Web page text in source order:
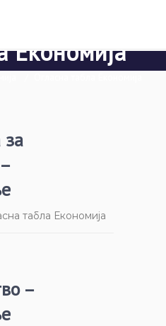
Економија
табла Економија
–